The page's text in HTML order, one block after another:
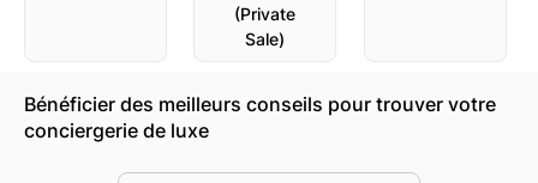
(Private
Sale)
Bénéficier des meilleurs conseils pour trouver votre
conciergerie de luxe